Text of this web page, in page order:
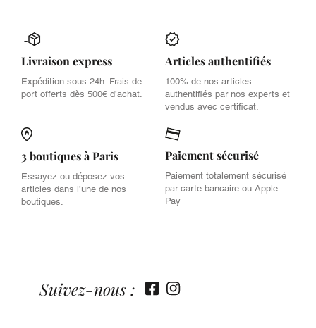
Livraison express
Expédition sous 24h. Frais de
port offerts dès 500€ d’achat.
Articles authentifiés
100% de nos articles
authentifiés par nos experts et
vendus avec certificat.
3 boutiques à Paris
Essayez ou déposez vos
articles dans l’une de nos
boutiques.
Paiement sécurisé
Paiement totalement sécurisé
par carte bancaire ou Apple
Pay
Suivez-nous :